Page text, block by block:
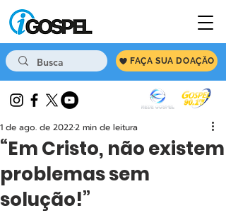
FAÇA SUA DOAÇÃO
“Em Cristo, não existem
problemas sem
solução!”
1 de ago. de 20222 min de leitura